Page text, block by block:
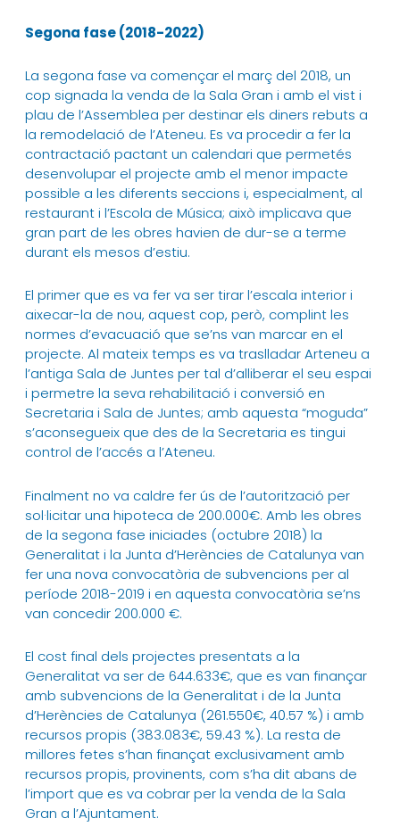
Segona fase (2018-2022)
La segona fase va començar el març del 2018, un
cop signada la venda de la Sala Gran i amb el vist i
plau de l’Assemblea per destinar els diners rebuts a
la remodelació de l’Ateneu. Es va procedir a fer la
contractació pactant un calendari que permetés
desenvolupar el projecte amb el menor impacte
possible a les diferents seccions i, especialment, al
restaurant i l’Escola de Música; això implicava que
gran part de les obres havien de dur-se a terme
durant els mesos d’estiu.
El primer que es va fer va ser tirar l’escala interior i
aixecar-la de nou, aquest cop, però, complint les
normes d’evacuació que se’ns van marcar en el
projecte. Al mateix temps es va traslladar Arteneu a
l’antiga Sala de Juntes per tal d’alliberar el seu espai
i permetre la seva rehabilitació i conversió en
Secretaria i Sala de Juntes; amb aquesta “moguda”
s’aconsegueix que des de la Secretaria es tingui
control de l’accés a l’Ateneu.
Finalment no va caldre fer ús de l’autorització per
sol·licitar una hipoteca de 200.000€. Amb les obres
de la segona fase iniciades (octubre 2018) la
Generalitat i la Junta d’Herències de Catalunya van
fer una nova convocatòria de subvencions per al
període 2018-2019 i en aquesta convocatòria se’ns
van concedir 200.000 €.
El cost final dels projectes presentats a la
Generalitat va ser de 644.633€, que es van finançar
amb subvencions de la Generalitat i de la Junta
d’Herències de Catalunya (261.550€, 40.57 %) i amb
recursos propis (383.083€, 59.43 %). La resta de
millores fetes s’han finançat exclusivament amb
recursos propis, provinents, com s’ha dit abans de
l’import que es va cobrar per la venda de la Sala
Gran a l’Ajuntament.